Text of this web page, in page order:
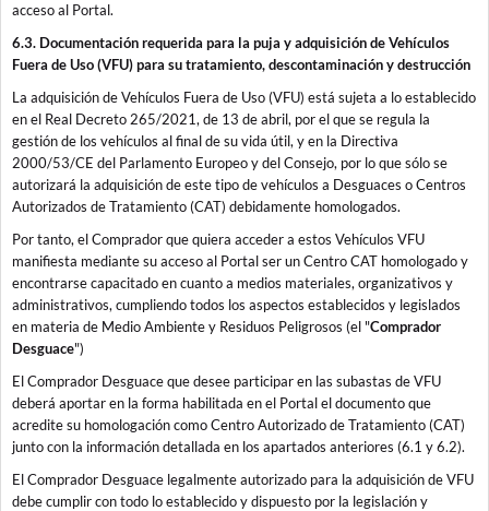
acceso al Portal.
6.3. Documentación requerida para la puja y adquisición de Vehículos
Fuera de Uso (VFU) para su tratamiento, descontaminación y destrucción
La adquisición de Vehículos Fuera de Uso (VFU) está sujeta a lo establecido
en el Real Decreto 265/2021, de 13 de abril, por el que se regula la
gestión de los vehículos al final de su vida útil, y en la Directiva
2000/53/CE del Parlamento Europeo y del Consejo, por lo que sólo se
autorizará la adquisición de este tipo de vehículos a Desguaces o Centros
Autorizados de Tratamiento (CAT) debidamente homologados.
Por tanto, el Comprador que quiera acceder a estos Vehículos VFU
manifiesta mediante su acceso al Portal ser un Centro CAT homologado y
encontrarse capacitado en cuanto a medios materiales, organizativos y
administrativos, cumpliendo todos los aspectos establecidos y legislados
en materia de Medio Ambiente y Residuos Peligrosos (el "Comprador
Desguace")
El Comprador Desguace que desee participar en las subastas de VFU
deberá aportar en la forma habilitada en el Portal el documento que
acredite su homologación como Centro Autorizado de Tratamiento (CAT)
junto con la información detallada en los apartados anteriores (6.1 y 6.2).
El Comprador Desguace legalmente autorizado para la adquisición de VFU
debe cumplir con todo lo establecido y dispuesto por la legislación y